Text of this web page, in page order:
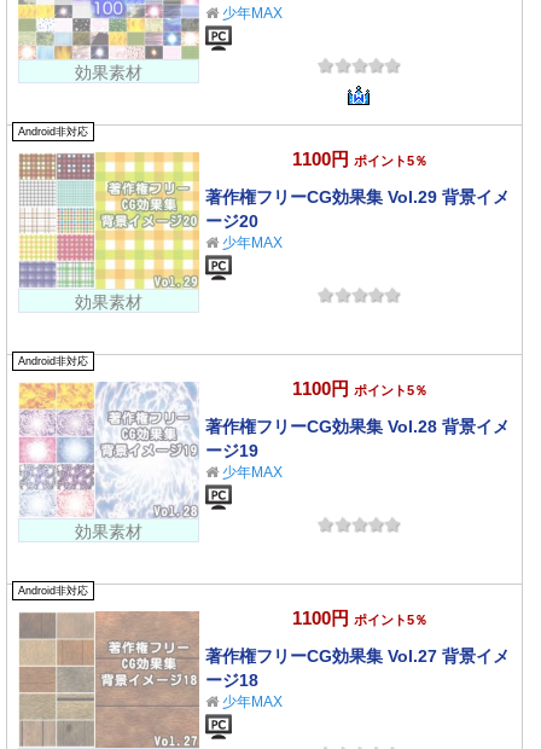
効果素材
少年MAX
Android非対応
効果素材
1100円 ポイント5％
著作権フリーCG効果集 Vol.29 背景イメ
ージ20
少年MAX
Android非対応
効果素材
1100円 ポイント5％
著作権フリーCG効果集 Vol.28 背景イメ
ージ19
少年MAX
Android非対応
1100円 ポイント5％
著作権フリーCG効果集 Vol.27 背景イメ
ージ18
少年MAX